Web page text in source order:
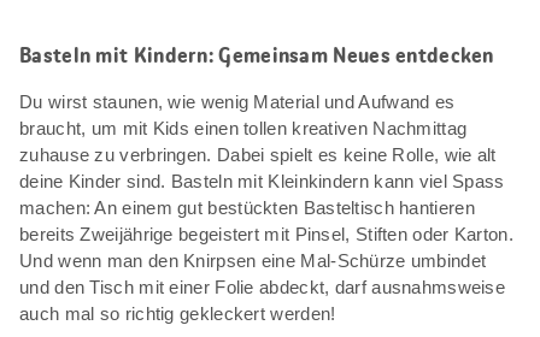
Basteln mit Kindern: Gemeinsam Neues entdecken
Du wirst staunen, wie wenig Material und Aufwand es
braucht, um mit Kids einen tollen kreativen Nachmittag
zuhause zu verbringen. Dabei spielt es keine Rolle, wie alt
deine Kinder sind. Basteln mit Kleinkindern kann viel Spass
machen: An einem gut bestückten Basteltisch hantieren
bereits Zweijährige begeistert mit Pinsel, Stiften oder Karton.
Und wenn man den Knirpsen eine Mal-Schürze umbindet
und den Tisch mit einer Folie abdeckt, darf ausnahmsweise
auch mal so richtig gekleckert werden!